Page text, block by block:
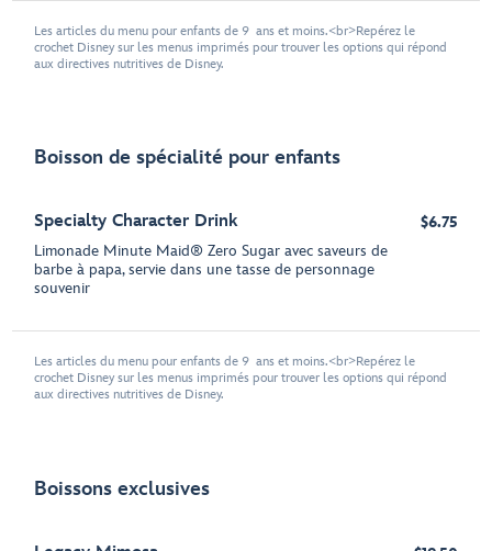
Les articles du menu pour enfants de 9 ans et moins.<br>Repérez le
crochet Disney sur les menus imprimés pour trouver les options qui répond
aux directives nutritives de Disney.
Boisson de spécialité pour enfants
Specialty Character Drink
Limonade Minute Maid® Zero Sugar avec saveurs de
barbe à papa, servie dans une tasse de personnage
souvenir
$6.75
Les articles du menu pour enfants de 9 ans et moins.<br>Repérez le
crochet Disney sur les menus imprimés pour trouver les options qui répond
aux directives nutritives de Disney.
Boissons exclusives